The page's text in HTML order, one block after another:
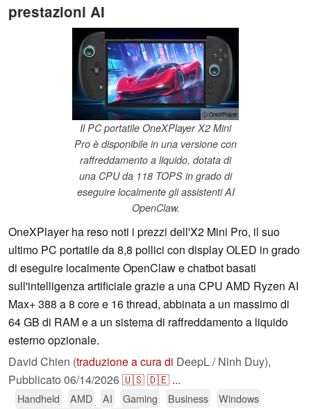
prestazioni AI
ⓘ OneXPlayer
Il PC portatile OneXPlayer X2 Mini
Pro è disponibile in una versione con
raffreddamento a liquido, dotata di
una CPU da 118 TOPS in grado di
eseguire localmente gli assistenti AI
OpenClaw.
OneXPlayer ha reso noti i prezzi dell'X2 Mini Pro, il suo
ultimo PC portatile da 8,8 pollici con display OLED in grado
di eseguire localmente OpenClaw e chatbot basati
sull'intelligenza artificiale grazie a una CPU AMD Ryzen AI
Max+ 388 a 8 core e 16 thread, abbinata a un massimo di
64 GB di RAM e a un sistema di raffreddamento a liquido
esterno opzionale.
David Chien (traduzione a cura di DeepL / Ninh Duy),
Pubblicato 06/14/2026🇺🇸🇩🇪 ...
Handheld AMD AI Gaming Business
Windows